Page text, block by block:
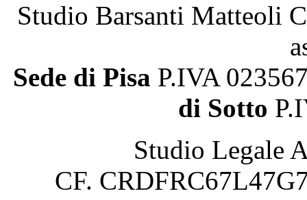
Studio Barsanti Matteoli
Sede di Pisa P.IVA
di Sotto
Studio Legale
CF.